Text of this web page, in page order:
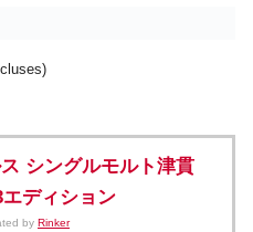
シングルモルト津貫
エディション
by Rinker